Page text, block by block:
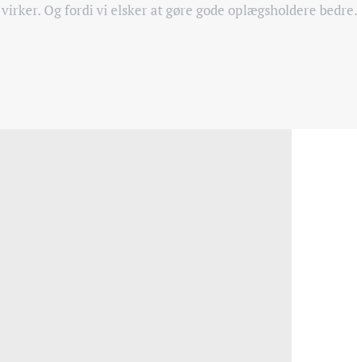
Og fordi vi elsker at gøre gode oplægsholdere bedre.